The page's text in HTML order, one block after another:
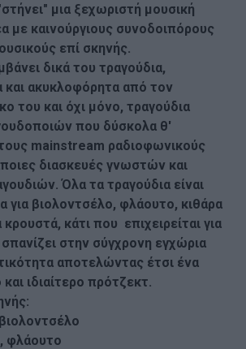
μια ξεχωριστή μουσική
με καινούργιους συνοδοιπόρους
επί σκηνής.
δικά του τραγούδια,
και ακυκλοφόρητα από τον
του και όχι μόνο, τραγούδια
που δύσκολα θ'
mainstream ραδιοφωνικούς
διασκευές γνωστών και
Όλα τα τραγούδια είναι
για βιολοντσέλο, φλάουτο, κιθάρα
κάτι που επιχειρείται για
στην σύγχρονη εγχώρια
αποτελώντας έτσι ένα
ιδιαίτερο πρότζεκτ.
φλάουτο